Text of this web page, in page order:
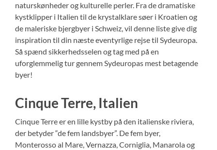
naturskønheder og kulturelle perler. Fra de dramatiske
kystklipper i Italien til de krystalklare søer i Kroatien og
de maleriske bjergbyer i Schweiz, vil denne liste give dig
inspiration til din næste eventyrlige rejse til Sydeuropa.
Så spænd sikkerhedsselen og tag med på en
uforglemmelig tur gennem Sydeuropas mest betagende
byer!
Cinque Terre, Italien
Cinque Terre er en lille kystby på den italienske riviera,
der betyder “de fem landsbyer”. De fem byer,
Monterosso al Mare, Vernazza, Corniglia, Manarola og